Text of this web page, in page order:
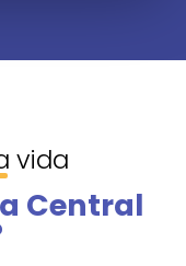
vida
Central